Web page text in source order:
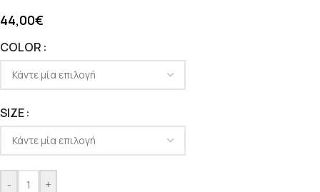
44,00€
COLOR
SIZE
- +